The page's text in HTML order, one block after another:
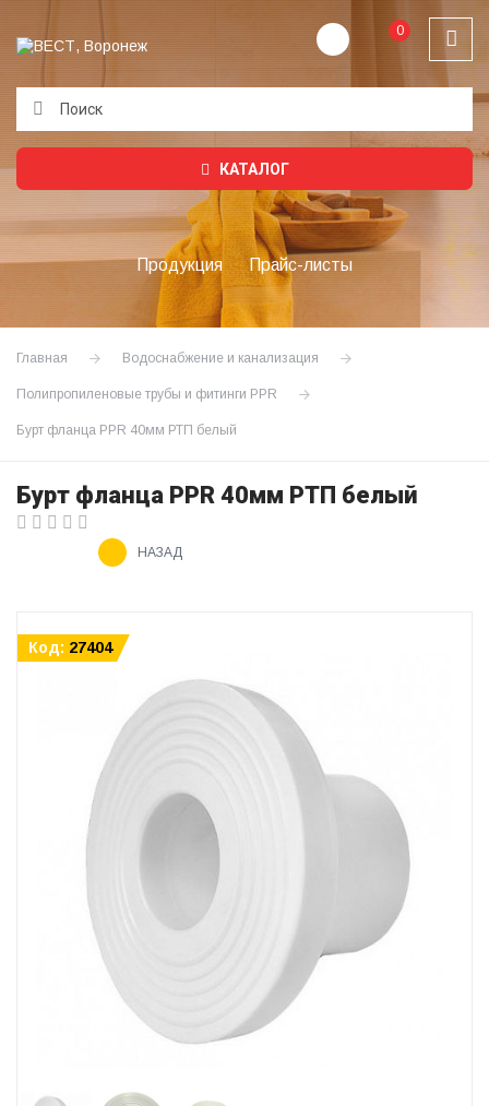
0
КАТАЛОГ
Продукция Прайс-листы
Главная Водоснабжение и канализация
Полипропиленовые трубы и фитинги PPR
Бурт фланца PPR 40мм РТП белый
Бурт фланца PPR 40мм РТП белый
НАЗАД
Код: 27404